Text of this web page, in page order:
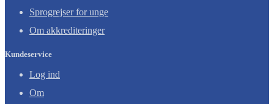
Sprogrejser for unge
Om akkrediteringer
Kundeservice
Log ind
Om